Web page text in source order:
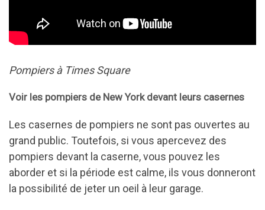
Pompiers à Times Square
Voir les pompiers de New York devant leurs casernes
Les casernes de pompiers ne sont pas ouvertes au
grand public. Toutefois, si vous apercevez des
pompiers devant la caserne, vous pouvez les
aborder et si la période est calme, ils vous donneront
la possibilité de jeter un oeil à leur garage.